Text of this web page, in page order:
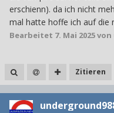
erschienn). da ich nicht
mal hatte hoffe ich auf die
Bearbeitet 7. Mai 2025von
Zitieren